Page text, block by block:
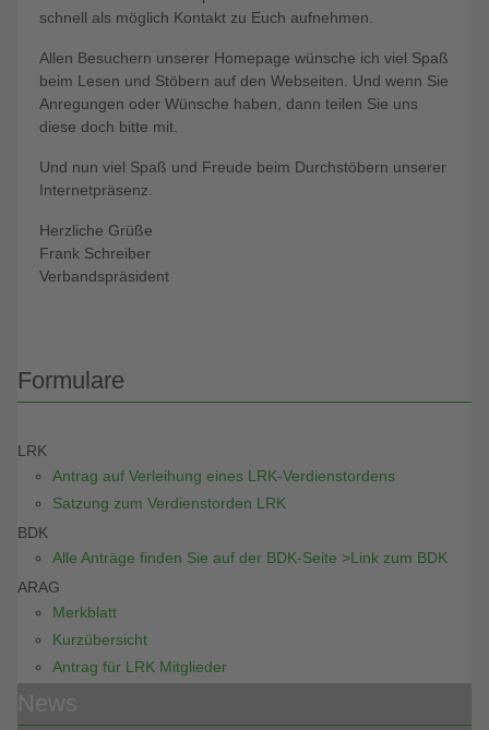
schnell als möglich Kontakt zu Euch aufnehmen.
Allen Besuchern unserer Homepage wünsche ich viel Spaß
beim Lesen und Stöbern auf den Webseiten. Und wenn Sie
Anregungen oder Wünsche haben, dann teilen Sie uns
diese doch bitte mit.
Und nun viel Spaß und Freude beim Durchstöbern unserer
Internetpräsenz.
Herzliche Grüße
Frank Schreiber
Verbandspräsident
Formulare
LRK
Antrag auf Verleihung eines LRK-Verdienstordens
Satzung zum Verdienstorden LRK
BDK
Alle Anträge finden Sie auf der BDK-Seite >Link zum BDK
ARAG
Merkblatt
Kurzübersicht
Antrag für LRK Mitglieder